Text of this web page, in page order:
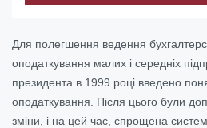
Для полегшення ведення
оподаткування малих і середніх
президента в 1999 році введено
оподаткування. Після цього були
зміни, і на цей час, спрощена